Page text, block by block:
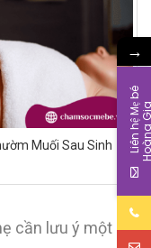
Muối Sau Sinh
cần lưu ý một số
→
L
i
ê
n
h
ệ
M
b
é
H
o
à
n
g
G
i